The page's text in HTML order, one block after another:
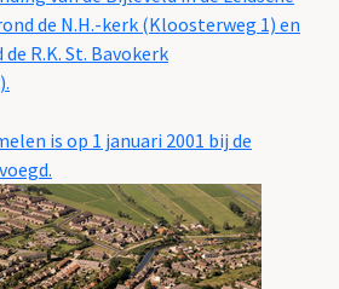
de N.H.-kerk (Kloosterweg 1) en
R.K. St. Bavokerk
is op 1 januari 2001 bij de